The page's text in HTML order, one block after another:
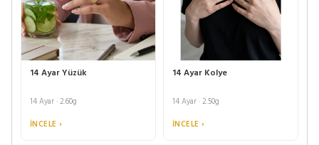
14 Ayar Yüzük
14 Ayar · 2.60g
İNCELE ›
14 Ayar Kolye
14 Ayar · 2.50g
İNCELE ›